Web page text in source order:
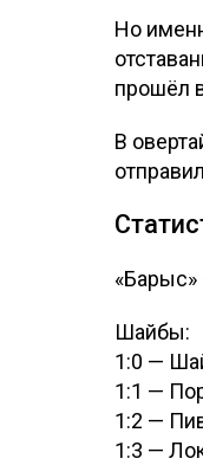
Но
прошёл
В
«Барыс»
Шайбы:
1:0 —
1:1 —
1:2 —
1:3 —